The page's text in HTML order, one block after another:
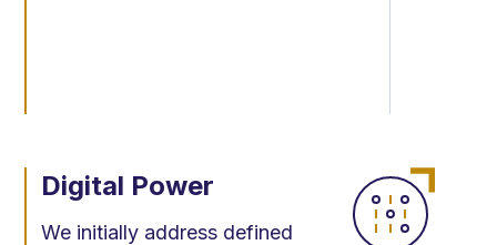
Digital Power
We initially address defined